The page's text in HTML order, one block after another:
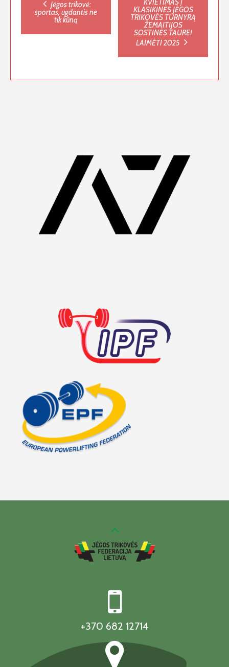
navigation
Jėgos trikovė:
sportas, ugdantis ne
tik kūną
KVIETIMAS Į
KLASIKINĖS JĖGOS
TRIKOVĖS TURNYRĄ
ŽEMAITIJOS
SOSTINĖS TAUREI
LAIMĖTI 2025
+370 682 12714